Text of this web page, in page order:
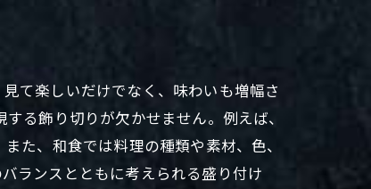
て楽しいだけでなく、味わいも増幅さ
る飾り切りが欠かせません。例えば、
た、和食では料理の種類や素材、色、
ランスとともに考えられる盛り付け